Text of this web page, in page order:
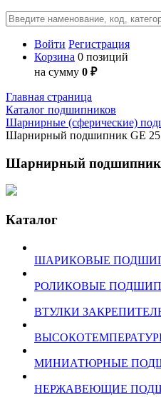
Войти Регистрация
Корзина 0 позиций
на сумму 0 ₽
Главная страница
Каталог подшипников
Шарнирные (сферические)
Шарнирный подшипник GE
Шарнирный подшипник
Каталог
ШАРИКОВЫЕ
РОЛИКОВЫЕ
ВТУЛКИ
МИНИАТЮРНЫЕ
НЕРЖАВЕЮЩИЕ